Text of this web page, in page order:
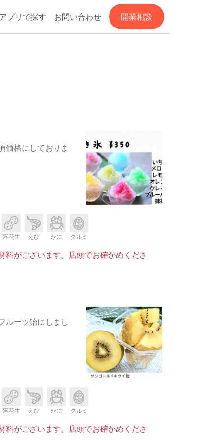
プリで探す お問い合わせ 開業相談
価格にしておりま
落花生 えび かに クルミ
料がございます。店頭でお確かめくださ
ルーツ飴にしまし
落花生 えび かに クルミ
料がございます。店頭でお確かめくださ